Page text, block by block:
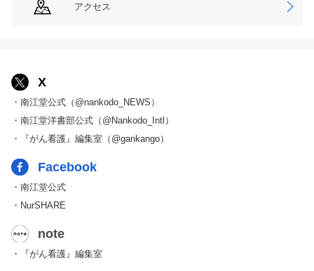
アクセス
X
・南江堂公式（@nankodo_NEWS）
・南江堂洋書部公式（@Nankodo_Intl）
・『がん看護』編集室（@gankango）
Facebook
・南江堂公式
・NurSHARE
note
・『がん看護』編集室